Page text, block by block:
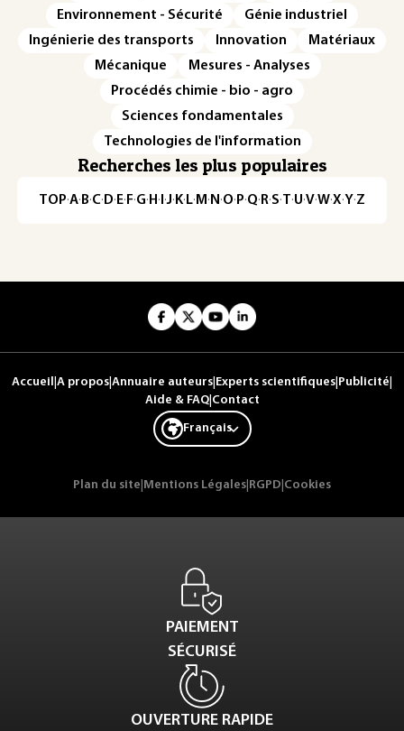
Environnement - Sécurité
Génie industriel
Ingénierie des transports
Innovation
Matériaux
Mécanique
Mesures - Analyses
Procédés chimie - bio - agro
Sciences fondamentales
Technologies de l'information
Recherches les plus populaires
TOP·A·B·C· D· E· F·G· H · ·J· K· L· M · N ·O· P·Q· R·S·T·U·V·W·X·Y·Z
Accueil A propos Annuaire auteurs Experts scientifiques Publicité
Aide & FAQ| Contact
Français
Plan du site Mentions Légales RGPD Cookies
PAIEMENT
SÉCURISÉ
OUVERTURE RAPIDE